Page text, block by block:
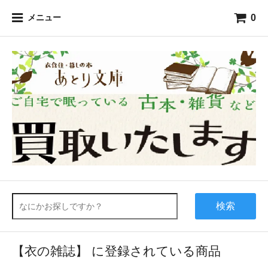
メニュー 0
検索
【衣の雑誌】 に登録されている商品